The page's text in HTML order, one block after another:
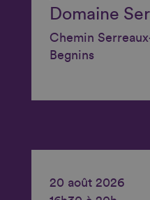
Domaine
Chemin
Begnins
20 août 2026